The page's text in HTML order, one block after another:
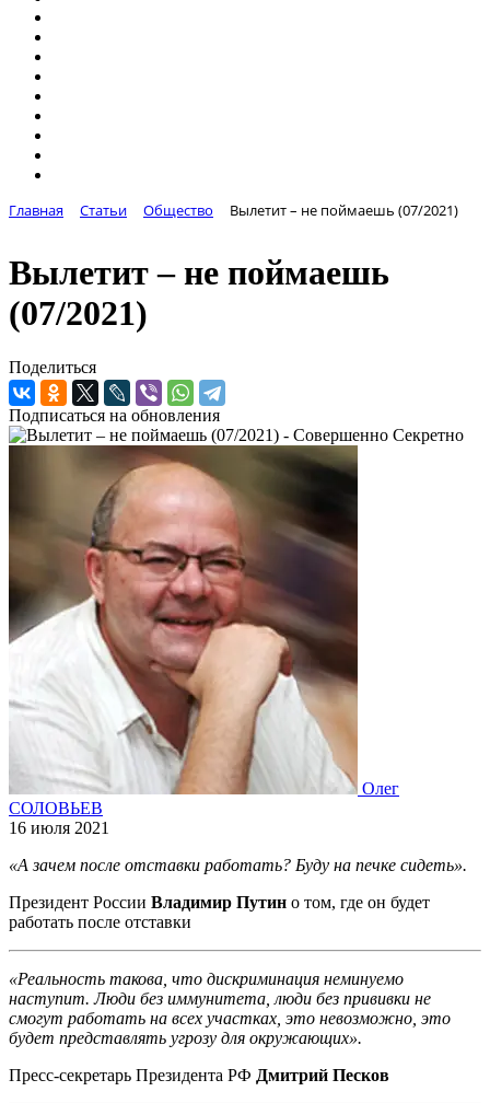
Главная Статьи Общество Вылетит – не поймаешь (07/2021)
Вылетит – не поймаешь
(07/2021)
Поделиться
Подписаться на обновления
Олег
СОЛОВЬЕВ
16 июля 2021
«А зачем после отставки работать? Буду на печке сидеть».
Президент России Владимир Путин о том, где он будет
работать после отставки
«Реальность такова, что дискриминация неминуемо
наступит. Люди без иммунитета, люди без прививки не
смогут работать на всех участках, это невозможно, это
будет представлять угрозу для окружающих».
Пресс-секретарь Президента РФ Дмитрий Песков